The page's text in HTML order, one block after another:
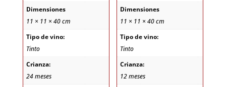
Dimensiones
11 × 11 × 40 cm
Tipo de vino:
Tinto
Crianza:
24 meses
Dimensiones
11 × 11 × 40 cm
Tipo de vino:
Tinto
Crianza:
12 meses